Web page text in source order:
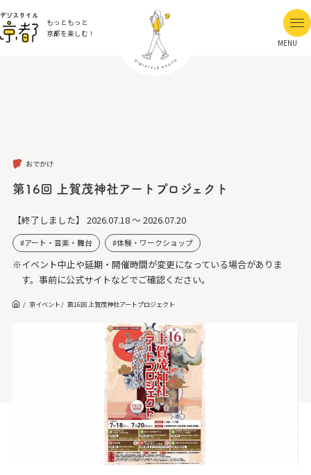
もっともっと
京都を楽しむ！
MENU
おでかけ
第16回 上賀茂神社アートプロジェクト
【終了しました】 2026.07.18 ～ 2026.07.20
アート・音楽・舞台 体験・ワークショップ
※イベント中止や延期・開催時間が変更になっている場合がありま
す。事前に公式サイトなどでご確認ください。
京イベント 第16回 上賀茂神社アートプロジェクト